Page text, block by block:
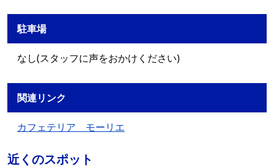
駐車場
なし(スタッフに声をおかけください)
関連リンク
カフェテリア モーリエ
近くのスポット